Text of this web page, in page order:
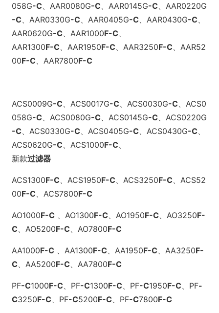
058G-C、 AAR0080G-C、 AAR0145G-C、 AAR0220G
-C、 AAR0330G-C、 AAR0405G-C、 AAR0430G-C、
AAR0620G-C、 AAR1000F-C、
AAR1300F-C、 AAR1950F-C、 AAR3250F-C、 AAR52
00F-C、 AAR7800F-C
ACS0009G-C、 ACS0017G-C、 ACS0030G-C、 ACS0
058G-C、 ACS0080G-C、 ACS0145G-C、 ACS0220G
-C、 ACS0330G-C、 ACS0405G-C、 ACS0430G-C、
ACS0620G-C、 ACS1000F-C、
新款过滤器
ACS1300F-C、 ACS1950F-C、 ACS3250F-C、 ACS52
00F-C、 ACS7800F-C
AO1000F-C 、 AO1300F-C、 AO1950F-C、 AO3250F-
C、 AO5200F-C、 AO7800F-C
AA1000F-C 、 AA1300F-C、 AA1950F-C、 AA3250F-
C、 AA5200F-C、 AA7800F-C
PF-C1000F-C、 PF-C1300F-C、 PF-C1950F-C、 PF-
C3250F-C、 PF-C5200F-C、 PF-C7800F-C